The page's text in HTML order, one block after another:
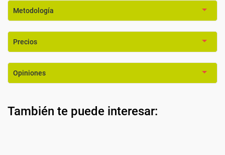
Metodología
Precios
Opiniones
También te puede interesar: